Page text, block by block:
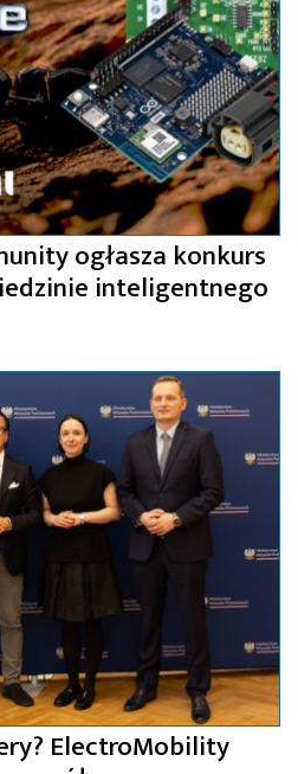
ogłasza konkurs
inteligentnego
ElectroMobility